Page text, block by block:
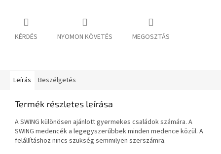
KÉRDÉS NYOMON KÖVETÉS MEGOSZTÁS
Leírás Beszélgetés
Termék részletes leírása
A SWING különösen ajánlott gyermekes családok számára. A
SWING medencék a legegyszerűbbek minden medence közül. A
felállításhoz nincs szükség semmilyen szerszámra.